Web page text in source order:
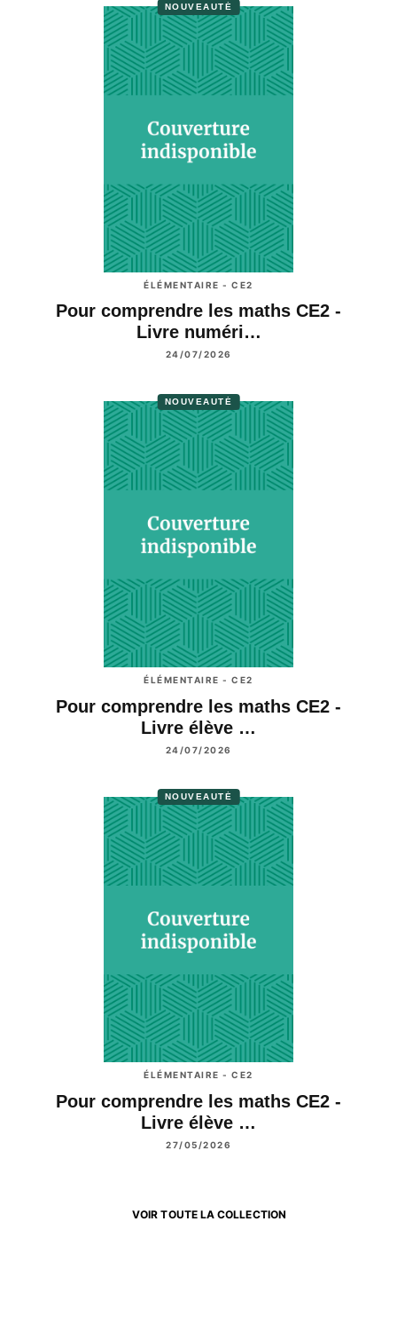
NOUVEAUTÉ
ÉLÉMENTAIRE - CE2
Pour comprendre les maths CE2 -
Livre numéri…
24/07/2026
NOUVEAUTÉ
ÉLÉMENTAIRE - CE2
Pour comprendre les maths CE2 -
Livre élève …
24/07/2026
NOUVEAUTÉ
ÉLÉMENTAIRE - CE2
Pour comprendre les maths CE2 -
Livre élève …
27/05/2026
VOIR TOUTE LA COLLECTION